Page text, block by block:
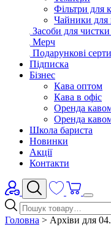
Фільтри для
Чайники для
Засоби для
Мерч
Подарункові
Підписка
Бізнес
Кава оптом
Кава в офіс
Оренда
Оренда
Школа бариста
Новинки
Акції
Контакти
Головна > Архіви для